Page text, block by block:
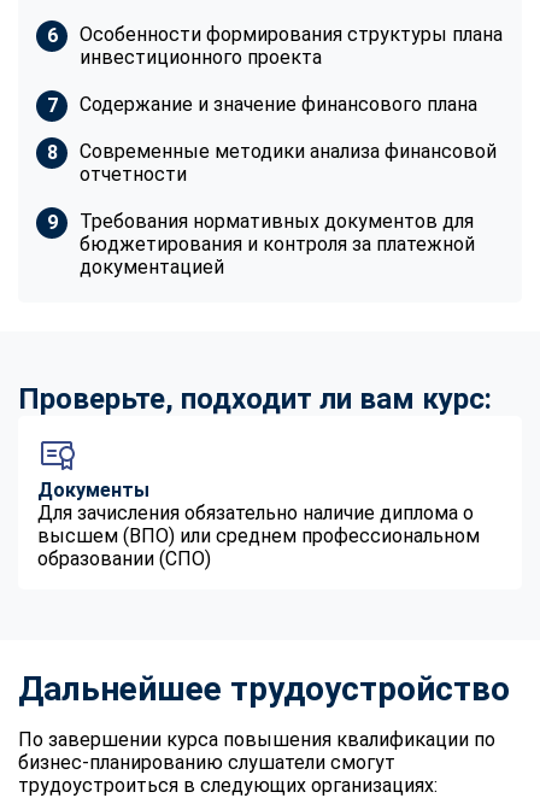
Особенности формирования структуры плана
инвестиционного проекта
Содержание и значение финансового плана
Современные методики анализа финансовой
отчетности
Требования нормативных документов для
бюджетирования и контроля за платежной
документацией
Проверьте, подходит ли вам курс:
Документы
Для зачисления обязательно наличие диплома о
высшем (ВПО) или среднем профессиональном
образовании (СПО)
Дальнейшее трудоустройство
По завершении курса повышения квалификации по
бизнес-планированию слушатели смогут
трудоустроиться в следующих организациях: